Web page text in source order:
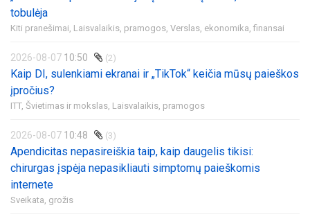
tobulėja
Kiti pranešimai, Laisvalaikis, pramogos, Verslas, ekonomika, finansai
2026-08-07 10:50 (2)
Kaip DI, sulenkiami ekranai ir „TikTok“ keičia mūsų paieškos
įpročius?
ITT, Švietimas ir mokslas, Laisvalaikis, pramogos
2026-08-07 10:48 (3)
Apendicitas nepasireiškia taip, kaip daugelis tikisi:
chirurgas įspėja nepasikliauti simptomų paieškomis
internete
Sveikata, grožis